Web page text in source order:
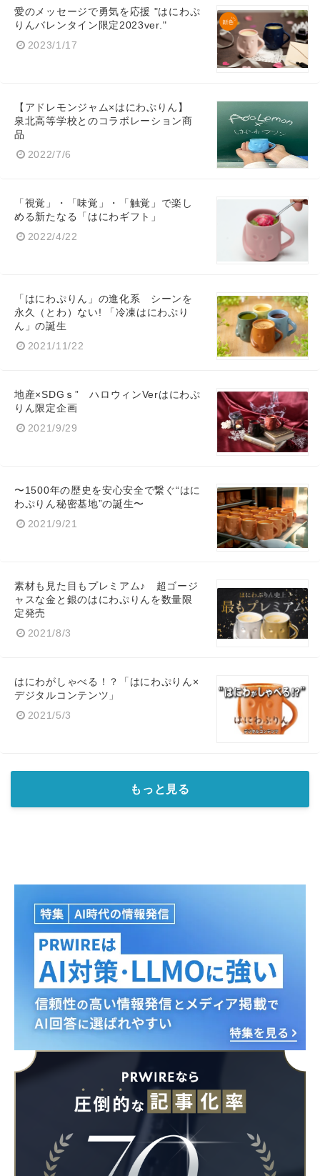
愛のメッセージで勇気を応援 "はにわぷ
りんバレンタイン限定2023ver."
2023/1/17
【アドレモンジャム×はにわぷりん】
泉北高等学校とのコラボレーション商
品
2022/7/6
「視覚」・「味覚」・「触覚」で楽し
める新たなる「はにわギフト」
2022/4/22
「はにわぷりん」の進化系 シーンを
永久（とわ）ない! 「冷凍はにわぷり
ん」の誕生
2021/11/22
地産×SDGｓ” ハロウィンVerはにわぷ
りん限定企画
2021/9/29
〜1500年の歴史を安心安全で繋ぐ“はに
わぷりん秘密基地”の誕生〜
2021/9/21
素材も見た目もプレミアム♪ 超ゴージ
ャスな金と銀のはにわぷりんを数量限
定発売
2021/8/3
はにわがしゃべる！？「はにわぷりん×
デジタルコンテンツ」
2021/5/3
もっと見る